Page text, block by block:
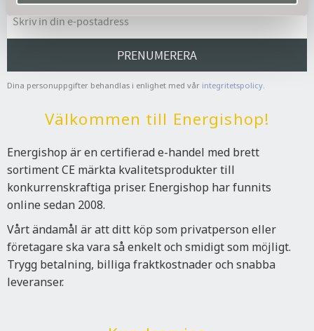
PRENUMERERA
Dina personuppgifter behandlas i enlighet med vår integritetspolicy.
Välkommen till Energishop!
Energishop är en certifierad e-handel med brett
sortiment CE märkta kvalitetsprodukter till
konkurrenskraftiga priser. Energishop har funnits
online sedan 2008.
Vårt ändamål är att ditt köp som privatperson eller
företagare ska vara så enkelt och smidigt som möjligt.
Trygg betalning, billiga fraktkostnader och snabba
leveranser.